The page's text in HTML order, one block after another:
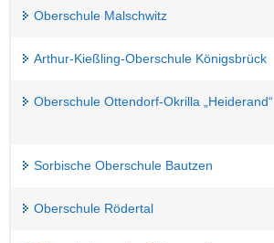
Oberschule Malschwitz
Arthur-Kießling-Oberschule Königsbrück
Oberschule Ottendorf-Okrilla „Heiderand“
Sorbische Oberschule Bautzen
Oberschule Rödertal